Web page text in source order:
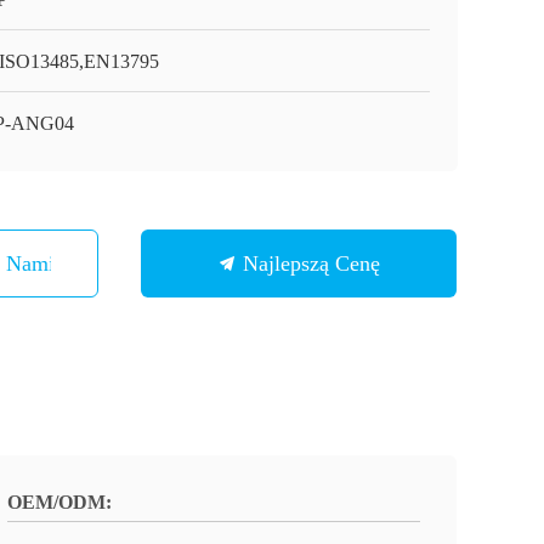
ANG04
Najlepszą Cenę
OEM/ODM: